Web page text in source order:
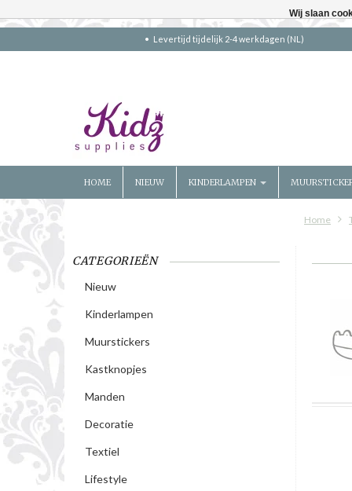
Levertijd tijdelijk 2-4 werkdagen (NL)
HOME NIEUW KINDERLAMPEN
Home
CATEGORIEËN
Nieuw
Kinderlampen
Muurstickers
Kastknopjes
Manden
Decoratie
Textiel
Lifestyle
Wij slaan